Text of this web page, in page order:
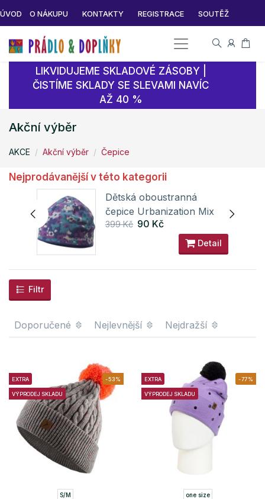
ÚVOD O NÁKUPU KONTAKTY REGISTRACE SOUTĚŽ
LIKVIDUJEME SKLADOVÉ ZÁSOBY |
ČISTÍME SKLADY SE SLEVAMI NAVÍC
AŽ 40 %
Akční výběr
AKCE Akční výběr Čepice
Nejprodávanější v této kategorii
Dětská oboustranná
čepice Urbanization Mix
Columbia
399 Kč 90 Kč
Detail
Filtr
Doporučené Nejlevnější Nejdražší
EXTRA
VÝPRODEJ SKLADU
-53%
S/M
EXTRA
VÝPRODEJ SKLADU
-77%
one size